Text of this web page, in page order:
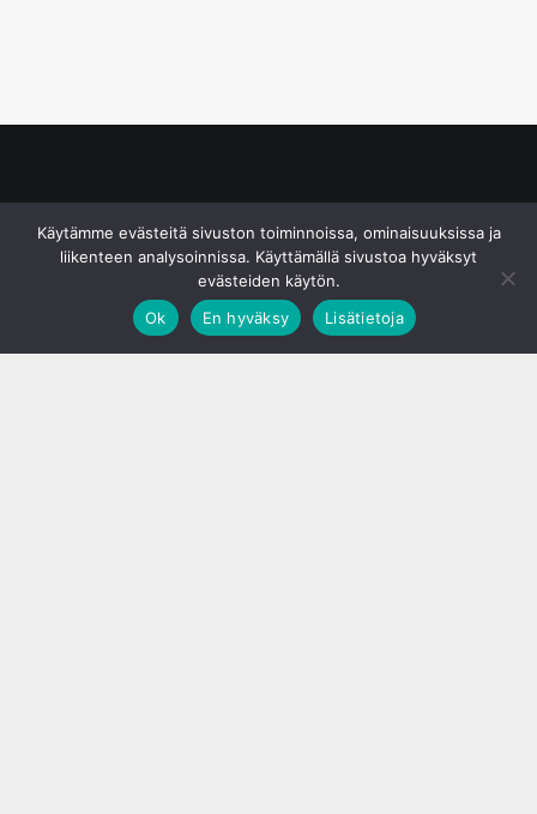
Käytämme evästeitä sivuston toiminnoissa, ominaisuuksissa ja
liikenteen analysoinnissa. Käyttämällä sivustoa hyväksyt
evästeiden käytön.
Ok
En hyväksy Lisätietoja